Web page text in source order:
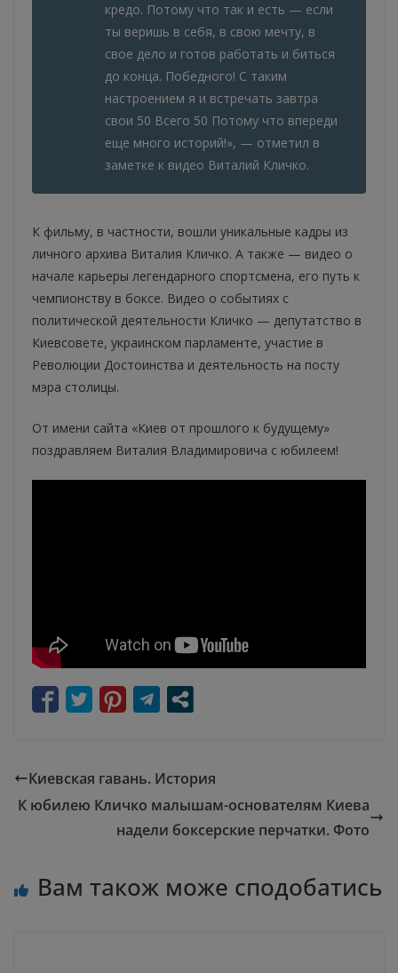
кредо. Потому что так и есть — если
ты веришь в себя, в свою мечту, в
свое дело и готов работать и биться
до конца. Победного! С таким
настроением я и встречать завтра
свои 50 Всего 50 Потому что впереди
еще много историй!», — отметил в
заметке к видео Виталий Кличко.
К фильму, в частности, вошли уникальные кадры из
личного архива Виталия Кличко. А также — видео о
начале карьеры легендарного спортсмена, его путь к
чемпионству в боксе. Видео о событиях с
политической деятельности Кличко — депутатство в
Киевсовете, украинском парламенте, участие в
Революции Достоинства и деятельность на посту
мэра столицы.
От имени сайта «Киев от прошлого к будущему»
поздравляем Виталия Владимировича с юбилеем!
Киевская гавань. История
К юбилею Кличко малышам-основателям Киева
надели боксерские перчатки. Фото
Вам також може сподобатись